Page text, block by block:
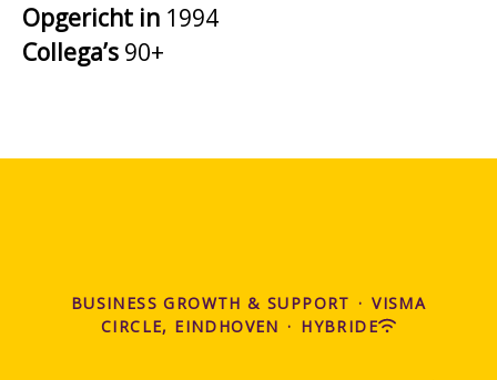
Opgericht in 1994
Collega’s 90+
BUSINESS GROWTH & SUPPORT · VISMA
CIRCLE, EINDHOVEN · HYBRIDE